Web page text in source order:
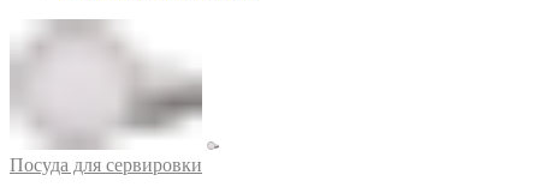
Посуда для сервировки